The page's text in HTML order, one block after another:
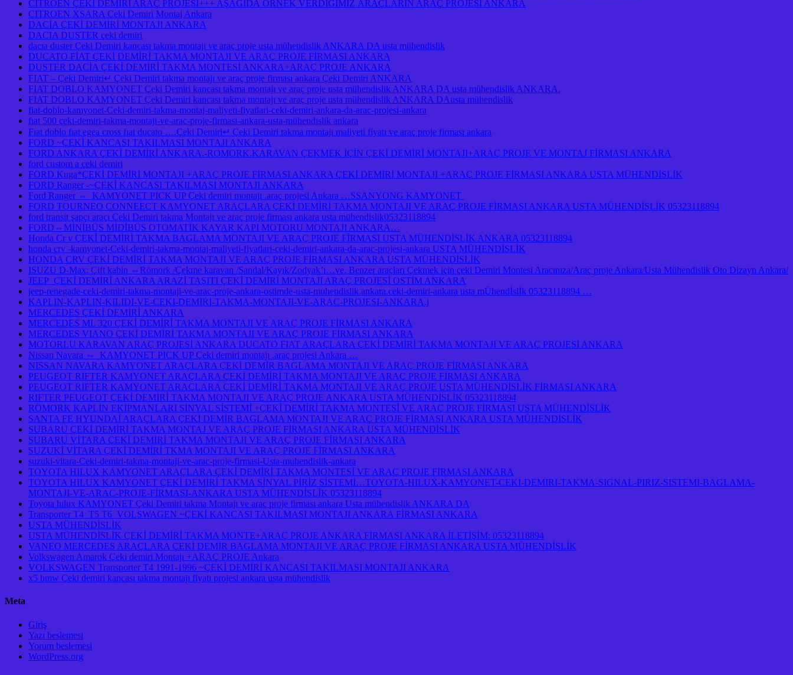
CİTROEN ÇEKİ DEMİRİ ARAÇ PROJESİ+++ AŞAĞIDA ÖRNEK VERDİĞİMİZ ARAÇLARIN ARAÇ PROJESİ ANKARA
CITROEN XSARA Çeki Demiri Montaj Ankara
DACİA ÇEKİ DEMİRİ MONTAJI ANKARA
DACIA DUSTER çeki demiri
dacıa duster Çeki Demiri kancası takma montajı ve araç proje usta mühendislik ANKARA DA usta mühendislik
DUCATO FİAT ÇEKİ DEMİRİ TAKMA MONTAJI VE ARAÇ PROJE FİRMASI ANKARA
DUSTER DACİA ÇEKİ DEMİRİ TAKMA MONTESİ ANKARA+ARAÇ PROJE ANKARA
FIAT – Çeki Demiri↵ Çeki Demiri takma montajı ve araç proje firması ankara Çeki Demiri ANKARA
FIAT DOBLO KAMYONET Çeki Demiri kancası takma montajı ve araç proje usta mühendislik ANKARA DA usta mühendislik ANKARA.
FIAT DOBLO KAMYONET Çeki Demiri kancası takma montajı ve araç proje usta mühendislik ANKARA DAusta mühendislik
fiat-doblo-kamyonet-Ceki-demiri-takma-montaj-maliyeti-fiyatlari-ceki-demiri-ankara-da-arac-projesi-ankara
fıat 500 çeki-demiri-takma-montaji-ve-arac-proje-firmasi-ankara-usta-mühendislik ankara
Fıat doblo fıat egea cross fıat ducato ….Çeki Demiri↵ Çeki Demiri takma montajı maliyeti fiyatı ve araç proje firması ankara
FORD ~ÇEKİ KANCASI TAKILMASI MONTAJI ANKARA
FORD ANKARA ÇEKİ DEMİRİ ANKARA.-ROMORK.KARAVAN ÇEKMEK İÇİN ÇEKİ DEMİRİ MONTAJI+ARAÇ PROJE VE MONTAJ FİRMASI ANKARA
ford custom a çeki demiri
FORD Kuga*ÇEKİ DEMİRİ MONTAJI +ARAÇ PROJE FİRMASI ANKARA ÇEKİ DEMİRİ MONTAJI +ARAÇ PROJE FİRMASI ANKARA USTA MÜHENDİSLİK
FORD Ranger -~ÇEKİ KANCASI TAKILMASI MONTAJI ANKARA
Ford Ranger ⇔ KAMYONET PICK UP Çeki demiri montajı .araç projesi Ankara …SSANYONG KAMYONET
FORD TOURNEO CONNEECT KAMYONET ARAÇLARA ÇEKİ DEMİRİ TAKMA MONTAJI VE ARAÇ PROJE FİRMASI ANKARA USTA MÜHENDİSLİK 05323118894
ford transit şapçı araçı Çeki Demiri takma Montajı ve araç proje firması ankara usta mühendislik05323118894
FORD⇔MİNİBÜS MİDİBÜS OTOMATİK KAYAR KAPI MOTORU MONTAJI ANKARA…
Honda Cr v ÇEKİ DEMİRİ TAKMA BAGLAMA MONTAJI VE ARAÇ PROJE FİRMASI USTA MÜHENDİSLİK ANKARA 05323118894
honda crv -kamyonet-Ceki-demiri-takma-montaj-maliyeti-fiyatlari-ceki-demiri-ankara-da-arac-projesi-ankara USTA MÜHENDİSLİK
HONDA CRV ÇEKİ DEMİRİ TAKMA MONTAJI VE ARAÇ PROJE FİRMASI ANKARA USTA MÜHENDİSLİK
ISUZU D-Max: Çift kabin ⇔Römork /Çekme karavan /Sandal/Kayık/Zodyak’ı…ve. Benzer araçları Çekmek için çeki Demiri Montesi Aracınıza/Araç proje Ankara/Usta Mühendislik Oto Dizayn Ankara/
JEEP ÇEKİ DEMİRİ ANKARA ARAZİ TAŞITI ÇEKİ DEMİRİ MONTAJI ARAÇ PROJESİ OSTİM ANKARA
jeep-renegade-ceki-demiri-takma-montaji-ve-arac-proje-ankara-ostimde-usta-muhendislik.ankara.ceki-demiri-ankara usta mÜhendİslİk 05323118894 …
KAPLIN-KAPLIN-KILIDI-VE-CEKI-DEMIRI-TAKMA-MONTAJI-VE-ARAC-PROJESI-ANKARA.j
MERCEDES ÇEKİ DEMİRİ ANKARA
MERCEDES ML 320 ÇEKİ DEMİRİ TAKMA MONTAJI VE ARAÇ PROJE FİRMASI ANKARA
MERCEDES VIANO ÇEKİ DEMİRİ TAKMA MONTAJI VE ARAÇ PROJE FİRMASI ANKARA
MOTORLU KARAVAN ARAÇ PROJESİ ANKARA DUCATO FIAT ARAÇLARA ÇEKİ DEMİRİ TAKMA MONTAJI VE ARAÇ PROJESİ ANKARA
Nissan Navara ⇔ KAMYONET PICK UP Çeki demiri montajı .araç projesi Ankara …
NISSAN NAVARA KAMYONET ARAÇLARA ÇEKİ DEMİR BAGLAMA MONTAJI VE ARAÇ PROJE FİRMASI ANKARA
PEUGEOT RIFTER KAMYONET ARAÇLARA ÇEKİ DEMİRİ TAKMA MONTAJI VE ARAÇ PROJE FİRMASI ANKARA
PEUGEOT RIFTER KAMYONET ARAÇLARA ÇEKİ DEMİRİ TAKMA MONTAJI VE ARAÇ PROJE USTA MÜHENDİSLİK FİRMASI ANKARA
RIFTER PEUGEOT ÇEKİ DEMİRİ TAKMA MONTAJI VE ARAÇ PROJE ANKARA USTA MÜHENDİSLİK 05323118894
RÖMORK KAPLİN EKİPMANLARI SİNYAL SİSTEMİ +ÇEKİ DEMİRİ TAKMA MONTESİ VE ARAÇ PROJE FİRMASI USTA MÜHENDİSLİK
SANTA FE HYUNDAİ ARAÇLARA ÇEKİ DEMİR BAGLAMA MONTAJI VE ARAÇ PROJE FİRMASI ANKARA USTA MÜHENDİSLİK
SUBARU ÇEKİ DEMİRİ TAKMA MONTAJ VE ARAÇ PROJE FİRMASI ANKARA USTA MÜHENDİSLİK
SUBARU VİTARA ÇEKİ DEMİRİ TAKMA MONTAJI VE ARAÇ PROJE FİRMASI ANKARA
SUZUKİ VİTARA ÇEKİ DEMİRİ TKMA MONTAJI VE ARAÇ PROJE FİRMASI ANKARA
suzuki-vitara-Ceki-demiri-takma-montaji-ve-arac-proje-firmasi-Usta-muhendislik-ankara
TOYOTA HILUX KAMYONET ARAÇLARA ÇEKİ DEMİRİ TAKMA MONTESİ VE ARAÇ PROJE FİRMASI ANKARA
TOYOTA HILUX KAMYONET ÇEKİ DEMİRİ TAKMA SİNYAL PİRİZ SİSTEMİ…TOYOTA-HILUX-KAMYONET-CEKI-DEMIRI-TAKMA-SIGNAL-PIRIZ-SISTEMI-BAGLAMA-
MONTAJI-VE-ARAC-PROJE-FİRMASI-ANKARA USTA MÜHENDİSLİK 05323118894
Toyota hılux KAMYONET Çeki Demiri takma Montajı ve araç proje firması ankara Usta mühendislik ANKARA DA
Transporter T4 T5 T6 VOLSWAGEN ~ÇEKİ KANCASI TAKILMASI MONTAJI ANKARA FİRMASI ANKARA
USTA MÜHENDİSLİK
USTA MÜHENDİSLİK ÇEKİ DEMİRİ TAKMA MONTE+ARAÇ PROJE ANKARA FİRMASI ANKARA İLETİŞİM: 05323118894
VANEO MERCEDES ARAÇLARA ÇEKİ DEMİR BAGLAMA MONTAJI VE ARAÇ PROJE FİRMASI ANKARA USTA MÜHENDİSLİK
Volkswagen Amarok Çeki demiri Montajı +ARAÇ PROJE Ankara
VOLKSWAGEN Transporter T4 1991-1996 ~ÇEKİ DEMİRİ KANCASI TAKILMASI MONTAJI ANKARA
x5 bmw Çeki demiri kancası takma montajı fiyatı projesi ankara usta mühendislik
Meta
Giriş
Yazı beslemesi
Yorum beslemesi
WordPress.org